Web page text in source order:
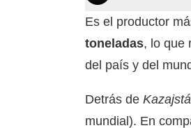
Es el productor
toneladas, lo que
del país y del
Detrás de
mundial). En